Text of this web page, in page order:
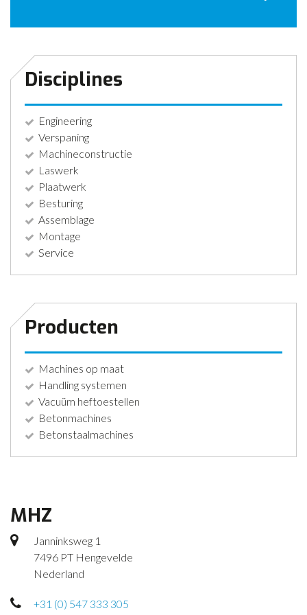
Disciplines
Engineering
Verspaning
Machineconstructie
Laswerk
Plaatwerk
Besturing
Assemblage
Montage
Service
Producten
Machines op maat
Handling systemen
Vacuüm heftoestellen
Betonmachines
Betonstaalmachines
MHZ
Janninksweg 1
7496 PT Hengevelde
Nederland
+31 (0) 547 333 305